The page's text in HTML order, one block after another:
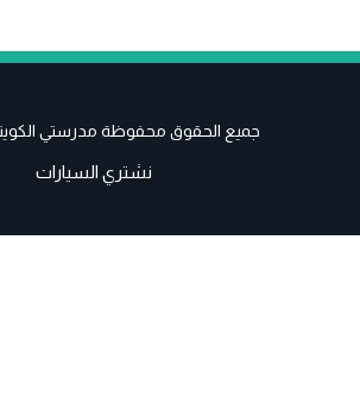
جميع الحقوق محفوظة مدرستي الكويتية
نشتري السيارات